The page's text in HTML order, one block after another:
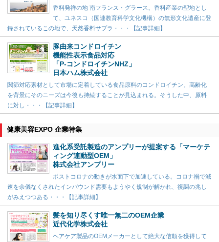
香料発祥の地 南フランス・グラース。香料産業の聖地とし
て、ユネスコ（国連教育科学文化機構）の無形文化遺産に登
録されているこの地で、天然香料サプラ・・・【記事詳細】
豚由来コンドロイチン
機能性表示食品対応
「P-コンドロイチンNHZ」
日本ハム株式会社
関節対応素材として市場に定着している食品原料のコンドロイチン。高齢化
を背景にそのニーズは今後も持続することが見込まれる。そうした中、原料
に対し・・・【記事詳細】
健康美容EXPO 企業特集
進化系受託製造のアンプリーが提案する「マーケテ
ィング連動型OEM」
株式会社アンプリー
ポストコロナの動きが水面下で加速している。コロナ禍で減
速を余儀なくされたインバウンド需要もようやく規制が解かれ、復調の兆し
がみえつつある・・・【記事詳細】
髪を知り尽くす唯一無二のOEM企業
近代化学株式会社
ヘアケア製品のOEMメーカーとして絶大な信頼を獲得して